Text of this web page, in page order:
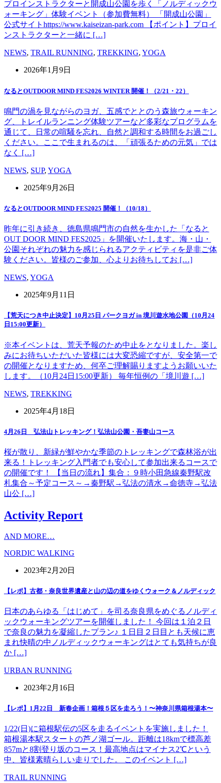
プロインストラクターと開成山公園を歩く「ノルディックウ
ォーキング」体験イベント（参加費無料） 「開成山公園」
公式サイトhttps://www.kaiseizan-park.com 【ポイント】プロイ
ンストラクターと一緒に […]
NEWS, TRAIL RUNNING, TREKKING, YOGA
2026年1月9日
なるとOUTDOOR MIND FES2026 WINTER 開催！（2/21・22）
鳴門の渦を見ながらのヨガ、五感でととのう森旅ウォーキン
グ、トレイルランニング体験ツアーなど多彩なプログラムを
通じて、日常の喧騒を忘れ、自然と調和する時間をお過ごし
ください。ここで生まれるのは、「頑張るための元気」では
なく […]
NEWS, SUP, YOGA
2025年9月26日
なるとOUTDOOR MIND FES2025 開催！（10/18）
昨年に引き続き、徳島県鳴門市の自然を生かした「なると
OUT DOOR MIND FES2025」を開催いたします。海・山・
公園それぞれの魅力を感じられるアクティビティを是非ご体
験ください。皆様のご参加、心よりお待ちしてお […]
NEWS, YOGA
2025年9月11日
【荒天につき中止決定】10月25日 パークヨガ in 境川遊水地公園（10月24
日15:00更新）
※本イベントは、荒天予報のため中止をとなりました。楽し
みにお待ちいただいた皆様には大変恐縮ですが、安全第一で
の開催となりますため、何卒ご理解賜りますようお願いいた
します。（10月24日15:00更新） 毎年恒例の「境川遊 […]
NEWS, TREKKING
2025年4月18日
4月26日 弘法山トレッキング！弘法山公園・吾妻山コース
桜が散り、新緑が鮮やかな季節のトレッキングで森林浴が出
来る！トレッキング入門者でも安心して参加出来るコースで
の開催です！ 【当日の流れ】集合：９時小田急線秦野駅改
札集合～予定コース～→秦野駅→弘法の清水→命徳寺→弘法
山公 […]
Activity Report
AND MORE…
NORDIC WALKING
2023年2月20日
【レポ】古都・奈良世界遺産と山の辺の道をゆくウォーク＆ノルディック
日本のあらゆる「はじめて」を司る奈良県をめぐるノルディ
ックウォーキングツアーを開催しました！ 今回は１泊２日
で奈良の魅力を凝縮したプラン♪ １日目２日目とも天候に恵
まれ快晴の中ノルディックウォーキングはとても気持ちが良
か […]
URBAN RUNNING
2023年2月16日
【レポ】1月22日 新春企画！箱根５区を走ろう！〜神奈川県箱根湯本〜
1/22(日)に箱根駅伝の5区を走るイベントを実施しました！
箱根湯本駅スタートの芦ノ湖ゴール。距離は18kmで標高差
857mと8割登り坂のコース！最高地点はマイナス2℃という
中、皆様素晴らしい走りでした。 このイベント […]
TRAIL RUNNING